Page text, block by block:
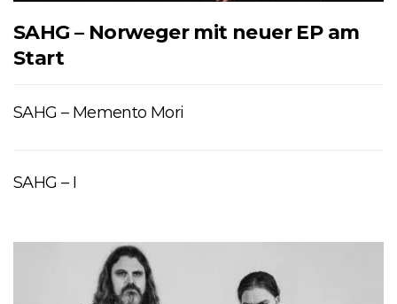
SAHG – Norweger mit neuer EP am
Start
SAHG – Memento Mori
SAHG – I